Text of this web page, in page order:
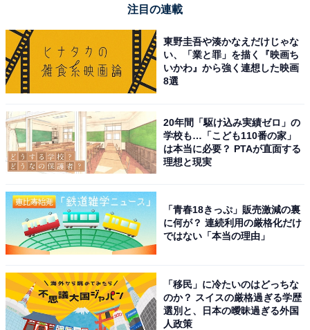
のコラボを堪能したら、底のクラムとストロベリーソー
スをよく混ぜ合わせ……いざ実食です。
注目の連載
東野圭吾や湊かなえだけじゃな
い、「業と罪」を描く『映画ち
いかわ』から強く連想した映画
8選
20年間「駆け込み実績ゼロ」の
学校も…「こども110番の家」
は本当に必要？ PTAが直面する
理想と現実
「青春18きっぷ」販売激減の裏
に何が？ 連続利用の厳格化だけ
ではない「本当の理由」
「移民」に冷たいのはどっちな
のか？ スイスの厳格過ぎる学歴
選別と、日本の曖昧過ぎる外国
人政策